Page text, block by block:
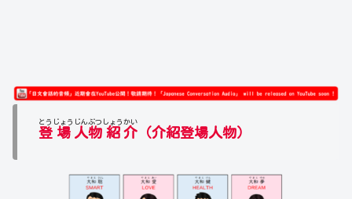
登
とう
場
じょう
人
じん
物
ぶつ
紹
しょう
介
かい
（介紹登場人物）